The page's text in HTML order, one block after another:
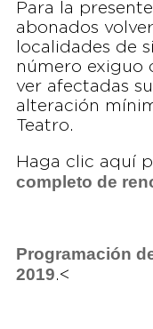
Para la
abonados
localidades de
número exiguo
ver afectadas
alteración
Teatro.
Haga clic aquí
completo de
Programación
2019.<